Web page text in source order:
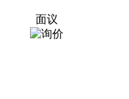
面议